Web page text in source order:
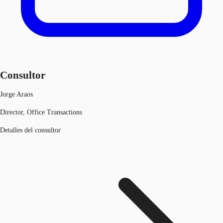
Consultor
Jorge Araos
Director, Office Transactions
Detalles del consultor